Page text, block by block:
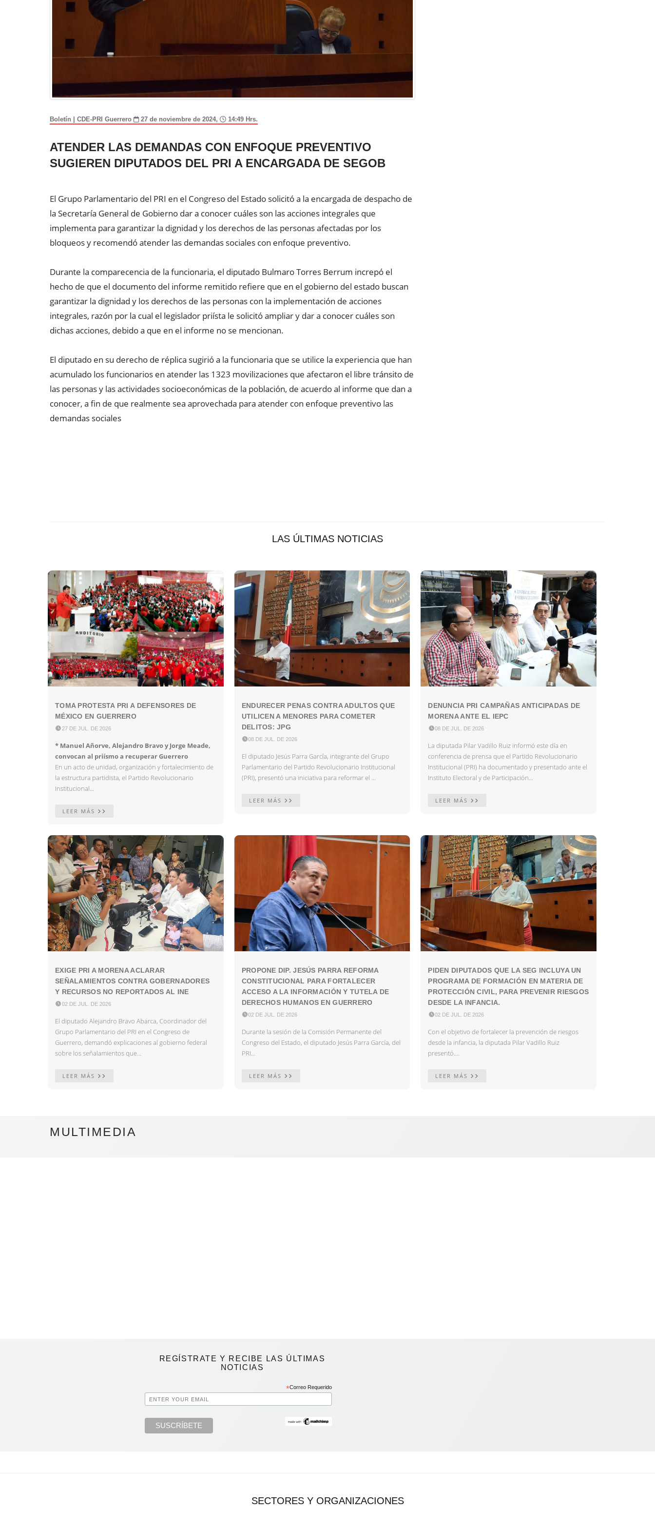
Boletín | CDE-PRI Guerrero 27 de noviembre de 2024, 14:49 Hrs.
ATENDER LAS DEMANDAS CON ENFOQUE PREVENTIVO
SUGIEREN DIPUTADOS DEL PRI A ENCARGADA DE SEGOB
El Grupo Parlamentario del PRI en el Congreso del Estado solicitó a la encargada de despacho de
la Secretaría General de Gobierno dar a conocer cuáles son las acciones integrales que
implementa para garantizar la dignidad y los derechos de las personas afectadas por los
bloqueos y recomendó atender las demandas sociales con enfoque preventivo.
Durante la comparecencia de la funcionaria, el diputado Bulmaro Torres Berrum increpó el
hecho de que el documento del informe remitido refiere que en el gobierno del estado buscan
garantizar la dignidad y los derechos de las personas con la implementación de acciones
integrales, razón por la cual el legislador priísta le solicitó ampliar y dar a conocer cuáles son
dichas acciones, debido a que en el informe no se mencionan.
El diputado en su derecho de réplica sugirió a la funcionaria que se utilice la experiencia que han
acumulado los funcionarios en atender las 1323 movilizaciones que afectaron el libre tránsito de
las personas y las actividades socioeconómicas de la población, de acuerdo al informe que dan a
conocer, a fin de que realmente sea aprovechada para atender con enfoque preventivo las
demandas sociales
LAS ÚLTIMAS NOTICIAS
TOMA PROTESTA PRI A DEFENSORES DE
MÉXICO EN GUERRERO
 27 DE JUL. DE 2026
* Manuel Añorve, Alejandro Bravo y Jorge Meade,
convocan al priísmo a recuperar Guerrero
En un acto de unidad, organización y fortalecimiento de
la estructura partidista, el Partido Revolucionario
Institucional...
LEER MÁS
ENDURECER PENAS CONTRA ADULTOS QUE
UTILICEN A MENORES PARA COMETER
DELITOS: JPG
08 DE JUL. DE 2026
El diputado Jesús Parra García, integrante del Grupo
Parlamentario del Partido Revolucionario Institucional
(PRI), presentó una iniciativa para reformar el ...
LEER MÁS
DENUNCIA PRI CAMPAÑAS ANTICIPADAS DE
MORENA ANTE EL IEPC
08 DE JUL. DE 2026
La diputada Pilar Vadillo Ruiz informó este día en
conferencia de prensa que el Partido Revolucionario
Institucional (PRI) ha documentado y presentado ante el
Instituto Electoral y de Participación...
LEER MÁS
EXIGE PRI A MORENA ACLARAR
SEÑALAMIENTOS CONTRA GOBERNADORES
Y RECURSOS NO REPORTADOS AL INE
02 DE JUL. DE 2026
El diputado Alejandro Bravo Abarca, Coordinador del
Grupo Parlamentario del PRI en el Congreso de
Guerrero, demandó explicaciones al gobierno federal
sobre los señalamientos que...
LEER MÁS
PROPONE DIP. JESÚS PARRA REFORMA
CONSTITUCIONAL PARA FORTALECER
ACCESO A LA INFORMACIÓN Y TUTELA DE
DERECHOS HUMANOS EN GUERRERO
02 DE JUL. DE 2026
Durante la sesión de la Comisión Permanente del
Congreso del Estado, el diputado Jesús Parra García, del
PRI...
LEER MÁS
PIDEN DIPUTADOS QUE LA SEG INCLUYA UN
PROGRAMA DE FORMACIÓN EN MATERIA DE
PROTECCIÓN CIVIL, PARA PREVENIR RIESGOS
DESDE LA INFANCIA.
02 DE JUL. DE 2026
Con el objetivo de fortalecer la prevención de riesgos
desde la infancia, la diputada Pilar Vadillo Ruiz
presentó....
LEER MÁS
MULTIMEDIA
REGÍSTRATE Y RECIBE LAS ÚLTIMAS
NOTICIAS
*Correo Requerido
SECTORES Y ORGANIZACIONES